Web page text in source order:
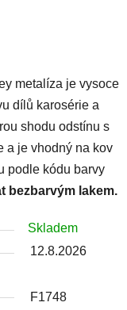
metalíza je vysoce
dílů karosérie a
shodu odstínu s
a je vhodný na kov
podle kódu barvy
bezbarvým lakem.
Skladem
12.8.2026
F1748